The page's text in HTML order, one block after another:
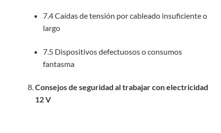
7.4 Caídas de tensión por cableado insuficiente o
largo
7.5 Dispositivos defectuosos o consumos
fantasma
Consejos de seguridad al trabajar con electricidad
12 V